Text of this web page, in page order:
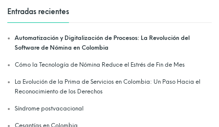
Entradas recientes
Automatización y Digitalización de Procesos: La Revolución del
Software de Nómina en Colombia
Cómo la Tecnología de Nómina Reduce el Estrés de Fin de Mes
La Evolución de la Prima de Servicios en Colombia: Un Paso Hacia el
Reconocimiento de los Derechos
Síndrome postvacacional
Cesantías en Colombia